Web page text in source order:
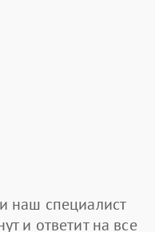
наш специалист
и ответит на все